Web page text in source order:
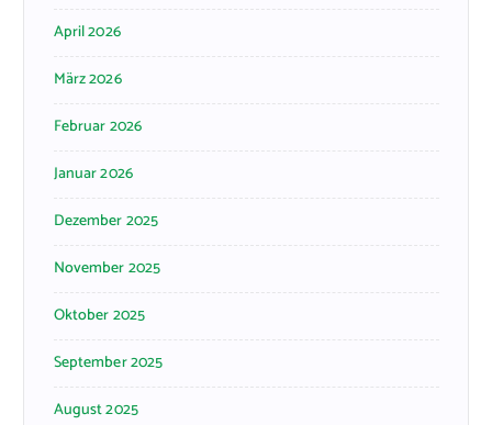
April 2026
März 2026
Februar 2026
Januar 2026
Dezember 2025
November 2025
Oktober 2025
September 2025
August 2025